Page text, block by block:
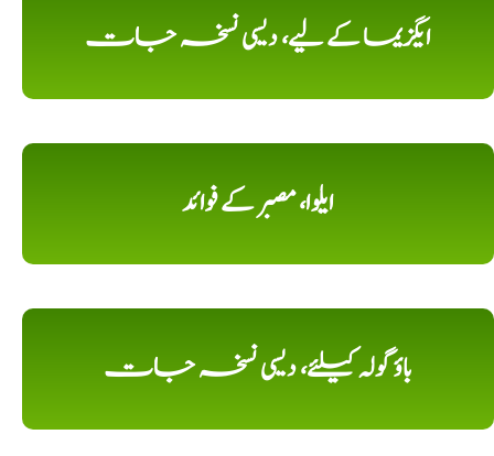
ایگزیما کے لیے، دیسی نسخہ جات
ایلوا، مصبر کے فوائد
باؤ گولہ کیلئے، دیسی نسخہ جات